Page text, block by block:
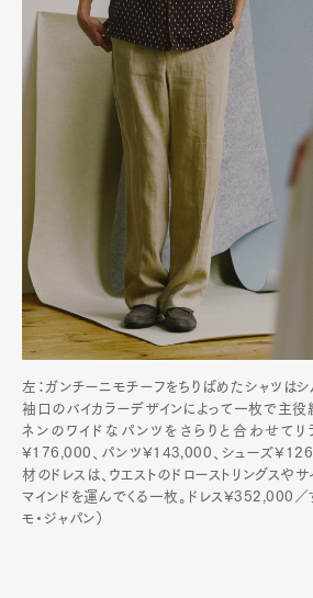
左：ガンチーニモチーフをちりばめたシャツは
袖口のバイカラーデザインによって一枚で主役
ネンのワイドなパンツをさらりと合わせてリ
¥176,000、パンツ¥143,000、シューズ
材のドレスは、ウエストのドローストリングスや
マインドを運んでくる一枚。ドレス¥352,000／
モ・ジャパン）